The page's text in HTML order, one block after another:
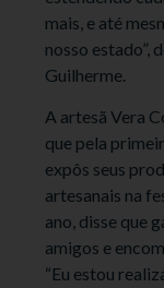
mais, e até
nosso estado”,
Guilherme.
A artesã Vera
que pela
expôs seus
artesanais na
ano, disse que
amigos e
“Eu estou